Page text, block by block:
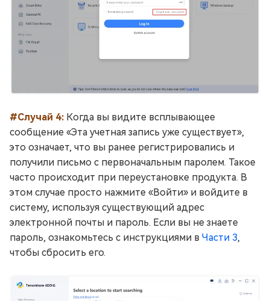
#Случай 4: Когда вы видите всплывающее
сообщение «Эта учетная запись уже существует»,
это означает, что вы ранее регистрировались и
получили письмо с первоначальным паролем. Такое
часто происходит при переустановке продукта. В
этом случае просто нажмите «Войти» и войдите в
систему, используя существующий адрес
электронной почты и пароль. Если вы не знаете
пароль, ознакомьтесь с инструкциями в Части 3,
чтобы сбросить его.